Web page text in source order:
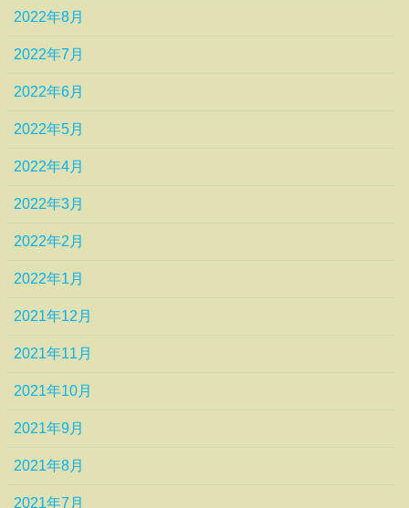
2022年8月
2022年7月
2022年6月
2022年5月
2022年4月
2022年3月
2022年2月
2022年1月
2021年12月
2021年11月
2021年10月
2021年9月
2021年8月
2021年7月